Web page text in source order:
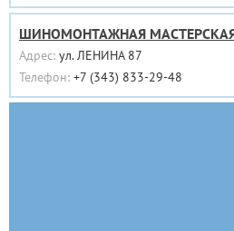
ШИНОМОНТАЖНАЯ
Адрес: ул. ЛЕНИНА 87
Телефон: +7 (343) 833-29-48